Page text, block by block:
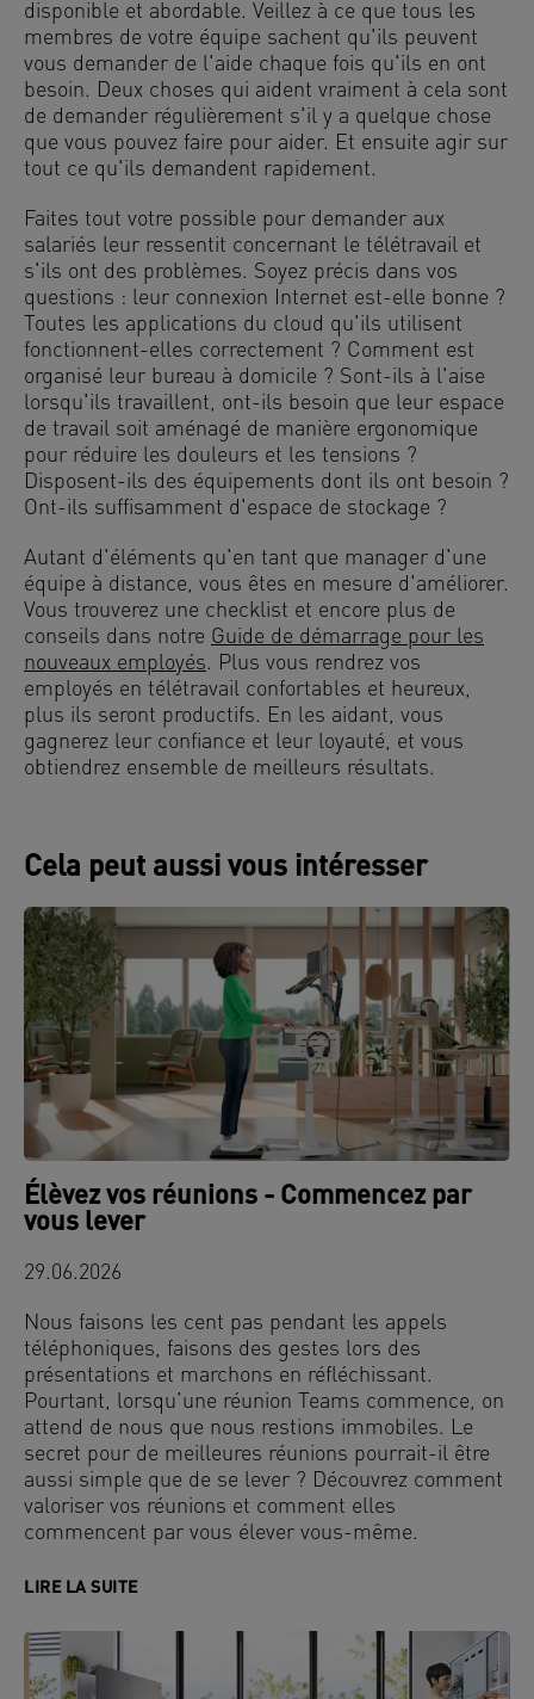
disponible et abordable. Veillez à ce que tous les
membres de votre équipe sachent qu'ils peuvent
vous demander de l'aide chaque fois qu'ils en ont
besoin. Deux choses qui aident vraiment à cela sont
de demander régulièrement s'il y a quelque chose
que vous pouvez faire pour aider. Et ensuite agir sur
tout ce qu'ils demandent rapidement.
Faites tout votre possible pour demander aux
salariés leur ressentit concernant le télétravail et
s'ils ont des problèmes. Soyez précis dans vos
questions : leur connexion Internet est-elle bonne ?
Toutes les applications du cloud qu'ils utilisent
fonctionnent-elles correctement ? Comment est
organisé leur bureau à domicile ? Sont-ils à l'aise
lorsqu'ils travaillent, ont-ils besoin que leur espace
de travail soit aménagé de manière ergonomique
pour réduire les douleurs et les tensions ?
Disposent-ils des équipements dont ils ont besoin ?
Ont-ils suffisamment d'espace de stockage ?
Autant d'éléments qu'en tant que manager d'une
équipe à distance, vous êtes en mesure d'améliorer.
Vous trouverez une checklist et encore plus de
conseils dans notre Guide de démarrage pour les
nouveaux employés. Plus vous rendrez vos
employés en télétravail confortables et heureux,
plus ils seront productifs. En les aidant, vous
gagnerez leur confiance et leur loyauté, et vous
obtiendrez ensemble de meilleurs résultats.
Cela peut aussi vous intéresser
Élèvez vos réunions - Commencez par
vous lever
29.06.2026
Nous faisons les cent pas pendant les appels
téléphoniques, faisons des gestes lors des
présentations et marchons en réfléchissant.
Pourtant, lorsqu’une réunion Teams commence, on
attend de nous que nous restions immobiles. Le
secret pour de meilleures réunions pourrait-il être
aussi simple que de se lever ? Découvrez comment
valoriser vos réunions et comment elles
commencent par vous élever vous-même.
LIRE LA SUITE